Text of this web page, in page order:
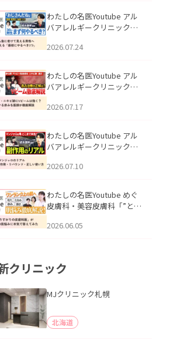
説」を公開いたしました。
わたしの名医Youtube アル
バアレルギークリニック札
える男性へ｜医師が教える
公開いたしました。
2026.07.24
わたしの名医Youtube アル
バアレルギークリニック札
跡にVビームは効く？向いて
説」を公開いたしました。
2026.07.17
わたしの名医Youtube アル
バアレルギークリニック札
医師が明かす副作用・リバ
公開いたしました。
2026.07.10
わたしの名医Youtube めぐ
皮膚科・美容皮膚科「”とお
ッズの肌悩みに本気で答え
2026.06.05
クリニック
MJクリニック札幌
北海道